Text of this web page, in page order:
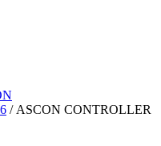
/ ASCON CONTROLLER